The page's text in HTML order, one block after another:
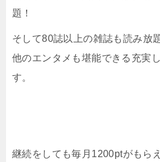
題！
そして80誌以上の雑誌も読み放
他のエンタメも堪能できる充実
す。
継続をしても毎月1200ptがもら